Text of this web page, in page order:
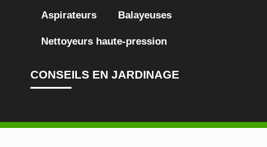
Aspirateurs Balayeuses
Nettoyeurs haute-pression
CONSEILS EN JARDINAGE